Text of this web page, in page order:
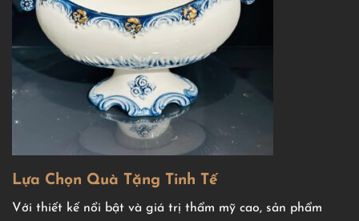
Lựa Chọn Quà Tặng Tinh Tế
Với thiết kế nổi bật và giá trị thẩm mỹ cao, sản phẩm